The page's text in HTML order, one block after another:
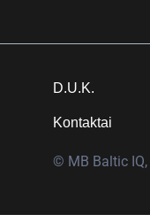
D.U.K.
Kontaktai
© MB Baltic